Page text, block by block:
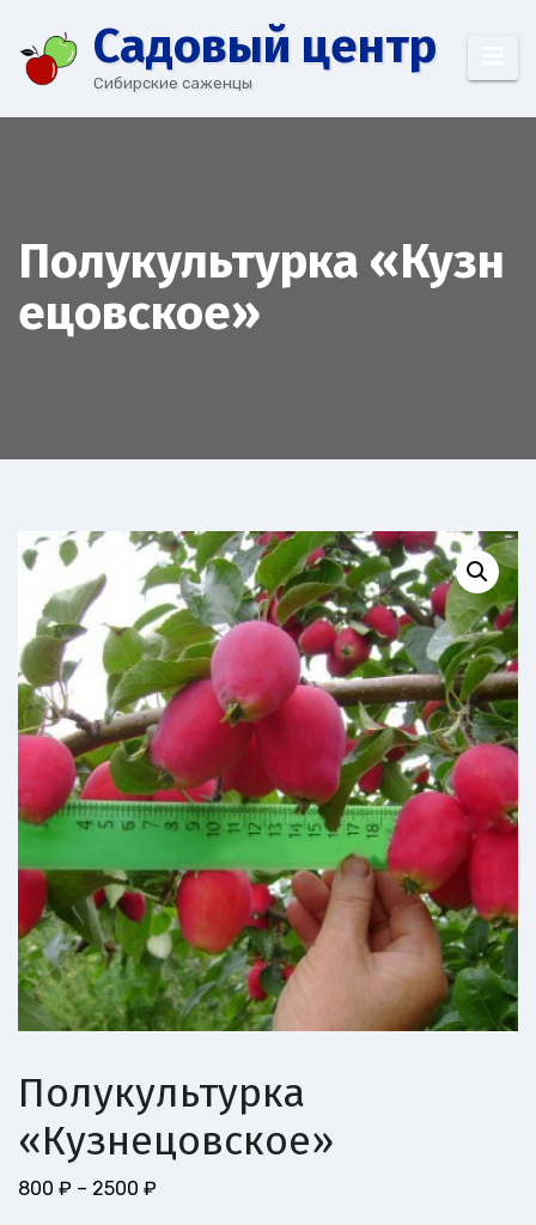
содержимому
Cадовый центр
Сибирские саженцы
Полукультурка «Кузн
ецовское»
Полукультурка
«Кузнецовское»
800 ₽ – 2500 ₽Диапазон